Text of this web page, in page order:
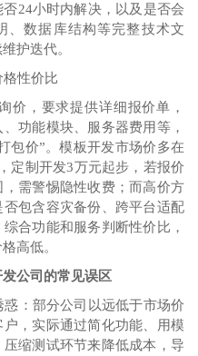
24小时内解决，以及是否会
、数据库结构等完整技术文
护迭代。
性价比
价，要求提供详细报价单，
功能模块、服务器费用等，
包价”。模板开发市场价多在
定制开发3万元起步，若报价
，需警惕隐性收费；而高价方
否包含容灾备份、跨平台适配
合功能和服务判断性价比，
高低。
公司的常见误区
惑：部分公司以远低于市场价
户，实际通过简化功能、用模
缩测试环节来降低成本，导